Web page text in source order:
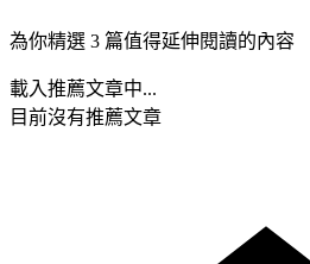
為你精選 3 篇值得延伸閱讀的內容
載入推薦文章中...
目前沒有推薦文章